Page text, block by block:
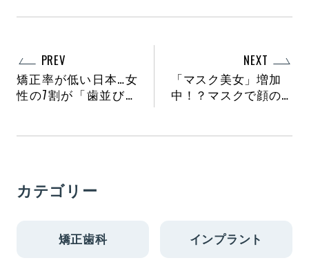
PREV
矯正率が低い日本…女
性の7割が「歯並びに
NEXT
「マスク美女」増加
中！？マスクで顔の
カテゴリー
矯正歯科 インプラント